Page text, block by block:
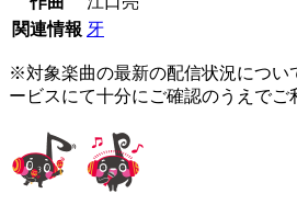
関連情報 牙
※対象楽曲の最新の配信状況につい
ービスにて十分にご確認のうえでご